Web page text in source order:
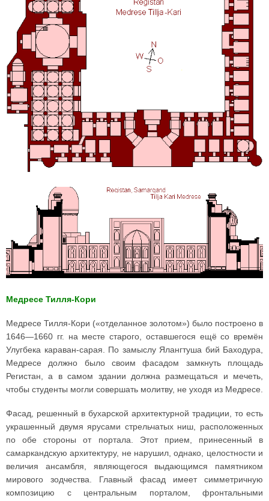
Медресе Тилля-Кори
Медресе Тилля-Кори («отделанное золотом») было построено в
1646—1660 гг. на месте старого, оставшегося ещё со времён
Улугбека караван-сарая. По замыслу Ялангтуша бий Баходура,
Медресе должно было своим фасадом замкнуть площадь
Регистан, а в самом здании должна размещаться и мечеть,
чтобы студенты могли совершать молитву, не уходя из Медресе.
Фасад, решенный в бухарской архитектурной традиции, то есть
украшенный двумя ярусами стрельчатых ниш, расположенных
по обе стороны от портала. Этот прием, принесенный в
самаркандскую архитектуру, не нарушил, однако, целостности и
величия ансамбля, являющегося выдающимся памятником
мирового зодчества. Главный фасад имеет симметричную
композицию с центральным порталом, фронтальными